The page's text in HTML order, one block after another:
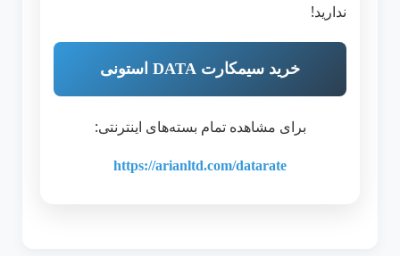
ندارید!
خرید سیمکارت DATA استونی
برای مشاهده تمام بسته‌های اینترنتی:
https://arianltd.com/datarate